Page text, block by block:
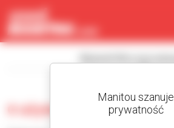
0 używana koparka
Panel zarządzania plikami cookies
Manitou szanuje
prywatność